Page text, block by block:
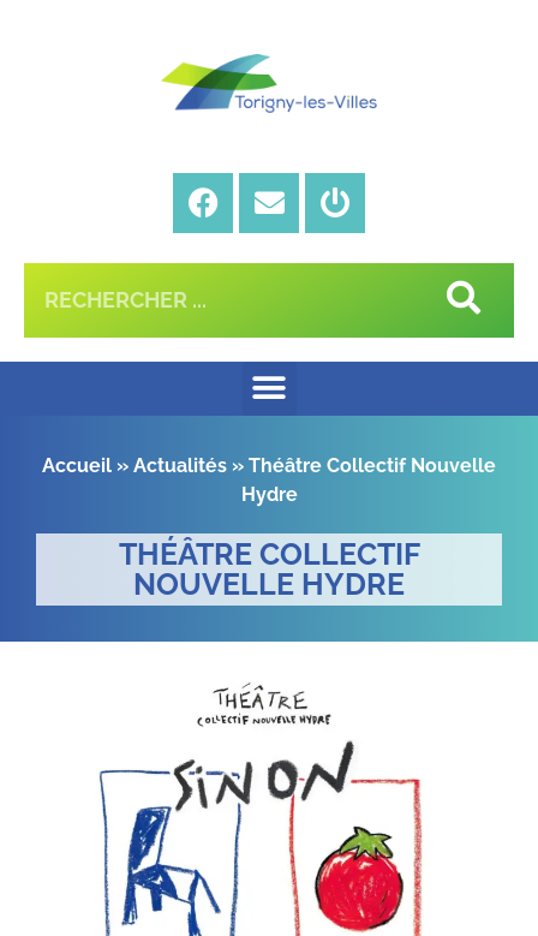
Accueil » Actualités » Théâtre Collectif Nouvelle
Hydre
THÉÂTRE COLLECTIF
NOUVELLE HYDRE